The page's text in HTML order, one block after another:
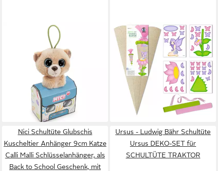
Schultüte Glubschis
Kuscheltier Anhänger 9 cm
Bär Bonno Schlüsselanhänger,
als Back to School Geschenk,
mit großen Glitzeraugen im
Schulranzen
12,99 € UVP16,95 €
lieferbar - in 3-4 Werktagen bei dir
URSUS
Schultüte Schultüte Bastelset
"GREEN&EASY" - ab 3
Jahren, Verschluss
ab 16,89 €
lieferbar - in 3-4 Werktagen bei dir
Nici Schultüte Glubschis
Kuscheltier Anhänger 9cm Katze
Calli Malli Schlüsselanhänger, als
Back to School Geschenk, mit
Ursus - Ludwig Bähr Schultüte
Ursus DEKO-SET für
SCHULTÜTE TRAKTOR